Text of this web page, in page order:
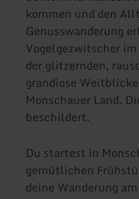
kommen und den
Genusswanderung
Vogelgezwitscher
der glitzernden,
grandiose
Monschauer Land.
beschildert.
Du startest in
gemütlichen
deine Wanderung